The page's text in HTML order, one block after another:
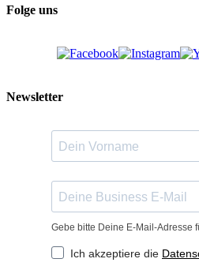
Folge uns
Newsletter
Gebe bitte Deine E-Mail-Adresse
Ich akzeptiere die